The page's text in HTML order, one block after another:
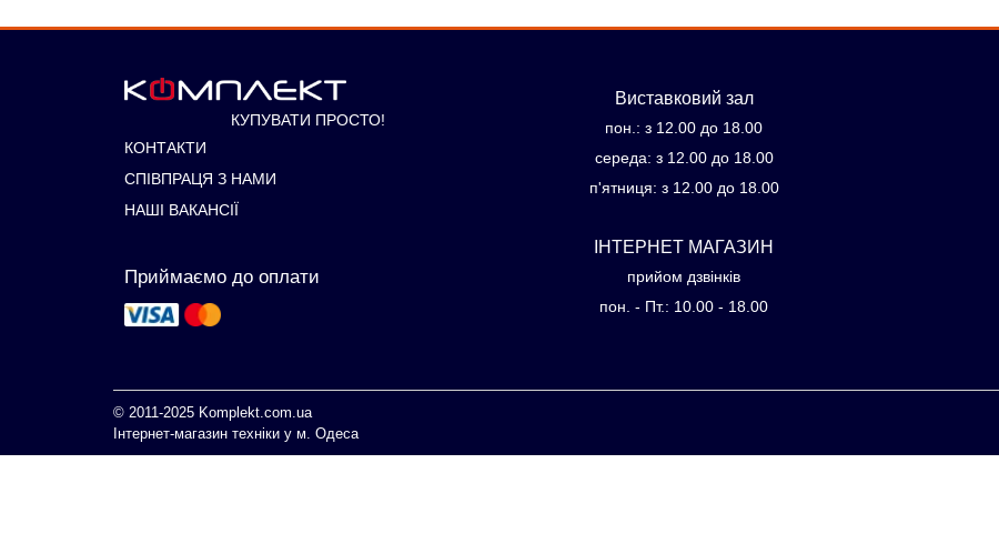
КУПУВАТИ ПРОСТО!
КОНТАКТИ
СПІВПРАЦЯ З НАМИ
НАШІ ВАКАНСІЇ
Приймаємо до оплати
Виставковий зал
пон.: з 12.00 до 18.00
середа: з 12.00 до 18.00
п'ятниця: з 12.00 до 18.00
ІНТЕРНЕТ МАГАЗИН
прийом дзвінків
пон. - Пт.: 10.00 - 18.00
© 2011-2025 Komplekt.com.ua
Інтернет-магазин техніки у м. Одеса